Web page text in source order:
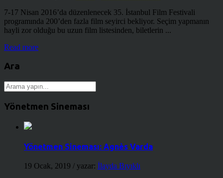
7-17 Nisan 2016’da düzenlenecek 35. İstanbul Film Festivali
programında 200’den fazla film seyirci bekliyor. Seçim yapmanın
hayli zor olduğu bu uzun film listesinden, biletlerin ...
Read more
Ara
Yönetmen Sineması
Yönetmen Sineması: Agnès Varda
19 Ocak, 2019 / yazar: İlayda Bıyıklı